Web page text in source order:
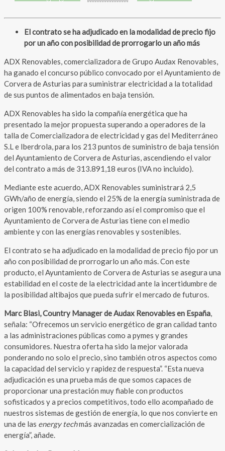
El contrato se ha adjudicado en la modalidad de precio fijo
por un año con posibilidad de prorrogarlo un año más
ADX Renovables, comercializadora de Grupo Audax Renovables,
ha ganado el concurso público convocado por el Ayuntamiento de
Corvera de Asturias para suministrar electricidad a la totalidad
de sus puntos de alimentados en baja tensión.
ADX Renovables ha sido la compañía energética que ha
presentado la mejor propuesta superando a operadores de la
talla de Comercializadora de electricidad y gas del Mediterráneo
S.L e Iberdrola, para los 213 puntos de suministro de baja tensión
del Ayuntamiento de Corvera de Asturias, ascendiendo el valor
del contrato a más de 313.891,18 euros (IVA no incluido).
Mediante este acuerdo, ADX Renovables suministrará 2,5
GWh/año de energía, siendo el 25% de la energía suministrada de
origen 100% renovable, reforzando así el compromiso que el
Ayuntamiento de Corvera de Asturias tiene con el medio
ambiente y con las energías renovables y sostenibles.
El contrato se ha adjudicado en la modalidad de precio fijo por un
año con posibilidad de prorrogarlo un año más. Con este
producto, el Ayuntamiento de Corvera de Asturias se asegura una
estabilidad en el coste de la electricidad ante la incertidumbre de
la posibilidad altibajos que pueda sufrir el mercado de futuros.
Marc Blasi, Country Manager de Audax Renovables en España
señala: “Ofrecemos un servicio energético de gran calidad tanto
a las administraciones públicas como a pymes y grandes
consumidores. Nuestra oferta ha sido la mejor valorada
ponderando no solo el precio, sino también otros aspectos como
la capacidad del servicio y rapidez de respuesta”. “Esta nueva
adjudicación es una prueba más de que somos capaces de
proporcionar una prestación muy fiable con productos
sofisticados y a precios competitivos, todo ello acompañado de
nuestros sistemas de gestión de energía, lo que nos convierte en
una de las energy techmás avanzadas en comercialización de
energía”, añade.